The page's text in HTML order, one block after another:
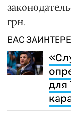
грн.
ВАС
для